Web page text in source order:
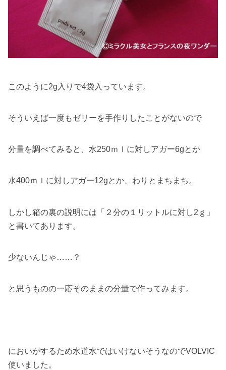
このように2g入りで4袋入っています。
そういえば一度もゼリーを手作りしたことがないので
分量を調べてみると、水250ｍｌに対しアガー6gとか
水400ｍｌに対しアガー12gとか、わりとまちまち。
しかし箱の裏の説明には「２分の１リットルに対し2ｇ」
と書いてあります。
少ないんじゃ……？
と思うものの一応そのままの分量で作ってみます。
においがするため水道水ではいけないそうなのでVOLVIC
使いました。